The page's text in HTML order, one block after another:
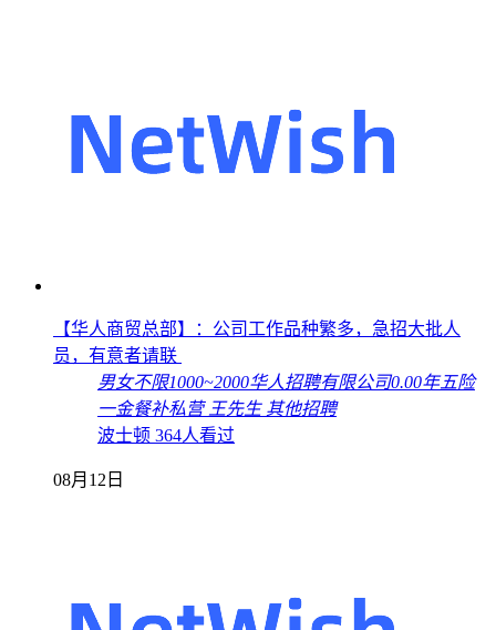
【华人商贸总部】：公司工作品种繁多，急招大批人
员，有意者请联
男女不限1000~2000华人招聘有限公司0.00年五险
一金餐补私营 王先生 其他招聘
波士顿 364人看过
08月12日